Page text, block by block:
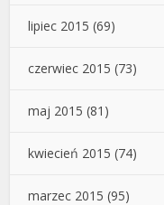
lipiec 2015 (69)
czerwiec 2015 (73)
maj 2015 (81)
kwiecień 2015 (74)
marzec 2015 (95)